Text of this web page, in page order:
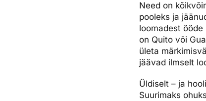
Need on
pooleks ja
loomadest
on Quito või
ületa
jäävad ilmselt
Üldiselt – ja
Suurimaks